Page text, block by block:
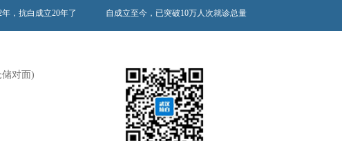
年，抗白成立20年了 自成立至今，已突破10万人次就诊总量
对面)